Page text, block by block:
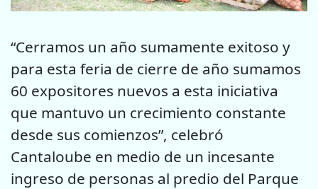
“Cerramos un año sumamente exitoso y
para esta feria de cierre de año sumamos
60 expositores nuevos a esta iniciativa
que mantuvo un crecimiento constante
desde sus comienzos”, celebró
Cantaloube en medio de un incesante
ingreso de personas al predio del Parque